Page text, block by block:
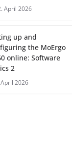
April 2026
up and
the MoErgo
online: Software
2
2026